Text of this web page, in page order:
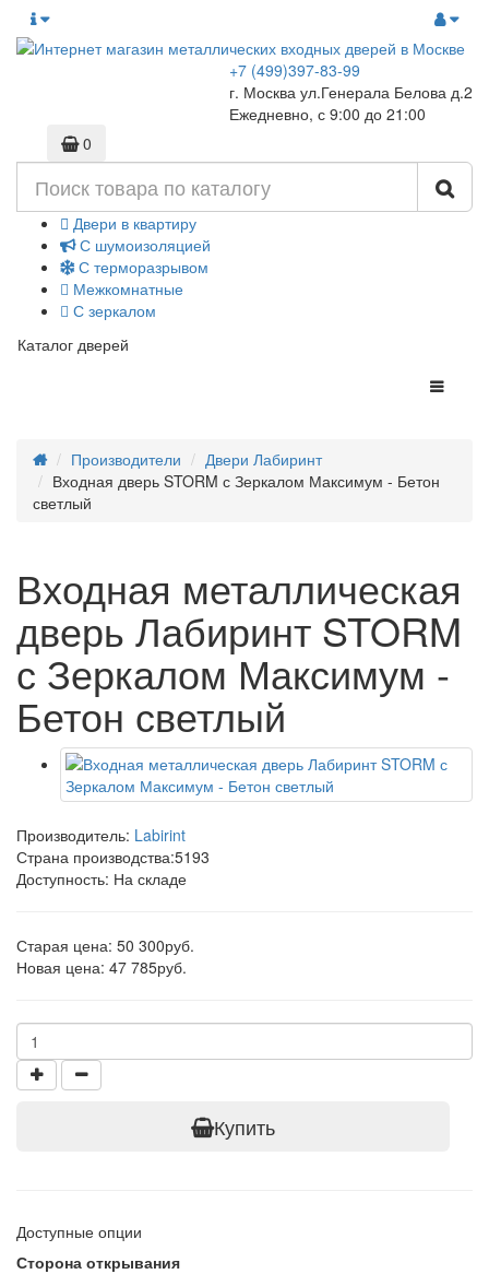
+7 (499)397-83-99
г. Москва ул.Генерала Белова д.2
Ежедневно, с 9:00 до 21:00
0
Двери в квартиру
С шумоизоляцией
С терморазрывом
Межкомнатные
С зеркалом
Каталог дверей
Производители
Двери Лабиринт
Входная дверь STORM с Зеркалом Максимум - Бетон
светлый
Входная металлическая
дверь Лабиринт STORM
с Зеркалом Максимум -
Бетон светлый
Производитель: Labirint
Страна производства:5193
Доступность: На складе
Старая цена: 50 300руб.
Новая цена: 47 785руб.
Купить
Доступные опции
Сторона открывания